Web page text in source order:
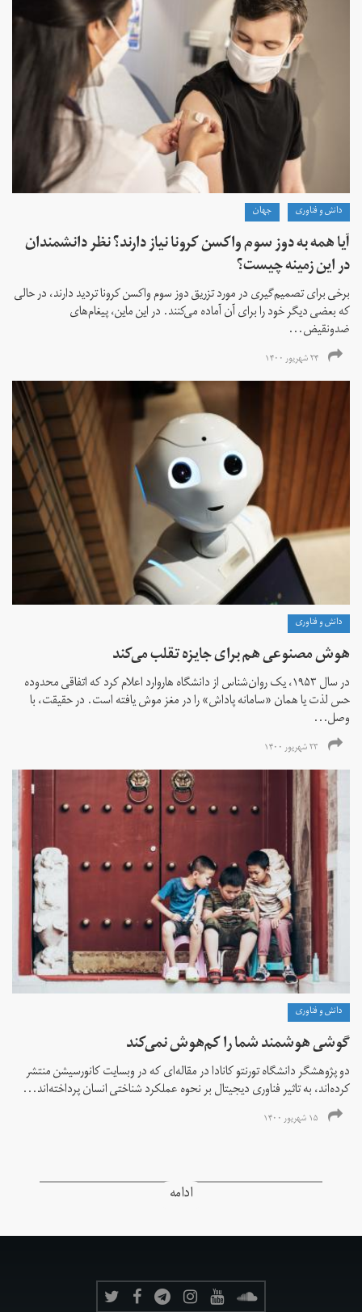
دانش و فناوری جهان
آیا همه به دوز سوم واکسن کرونا نیاز دارند؟ نظر دانشمندان
در این زمینه چیست؟
برخی برای تصمیم‌گیری در مورد تزریق دوز سوم واکسن کرونا تردید دارند، در حالی
که بعضی دیگر خود را برای آن آماده می‌کنند. در این ماین، پیغام‌های
ضدونقیض...
۲۴ شهریور ۱۴۰۰
دانش و فناوری
هوش مصنوعی هم برای جایزه تقلب می‌کند
در سال ۱۹۵۳، یک روان‌شناس از دانشگاه هاروارد اعلام کرد که اتفاقی محدوده
حس لذت یا همان «سامانه پاداش» را در مغز موش یافته است. در حقیقت، با
وصل...
۲۳ شهریور ۱۴۰۰
دانش و فناوری
گوشی هوشمند شما را کم‌هوش‌ نمی‌کند
دو پژوهشگر دانشگاه تورنتو کانادا در مقاله‌ای که در وبسایت کانورسیشن منتشر
کرده‌اند، به تاثیر فناوری دیجیتال بر نحوه عملکرد شناختی انسان پرداخته‌اند...
۱۵ شهریور ۱۴۰۰
ادامه